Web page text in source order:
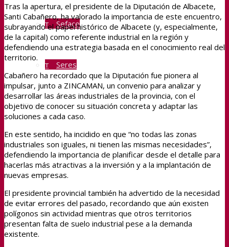
Seface
Seres
Buscar
Menú
Tras la apertura, el presidente de la Diputación de Albacete,
Santi Cabañero, ha valorado la importancia de este encuentro,
subrayando el papel histórico de Albacete (y, especialmente,
de la capital) como referente industrial en la región y
defendiendo una estrategia basada en el conocimiento real del
territorio.
Cabañero ha recordado que la Diputación fue pionera al
impulsar, junto a ZINCAMAN, un convenio para analizar y
desarrollar las áreas industriales de la provincia, con el
objetivo de conocer su situación concreta y adaptar las
soluciones a cada caso.
En este sentido, ha incidido en que “no todas las zonas
industriales son iguales, ni tienen las mismas necesidades”,
defendiendo la importancia de planificar desde el detalle para
hacerlas más atractivas a la inversión y a la implantación de
nuevas empresas.
El presidente provincial también ha advertido de la necesidad
de evitar errores del pasado, recordando que aún existen
polígonos sin actividad mientras que otros territorios
presentan falta de suelo industrial pese a la demanda
existente.